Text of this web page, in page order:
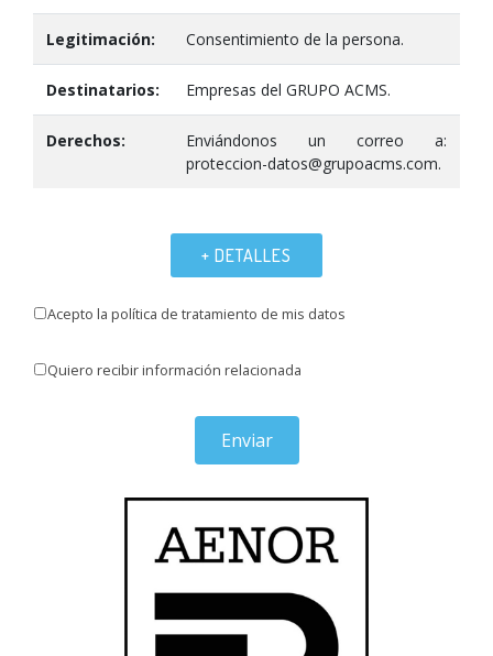
Legitimación: Consentimiento de la persona.
Destinatarios: Empresas del GRUPO ACMS.
Derechos:
Enviándonos un correo a:
proteccion-datos@grupoacms.com.
+ DETALLES
Acepto la política de tratamiento de mis datos
Quiero recibir información relacionada
Enviar